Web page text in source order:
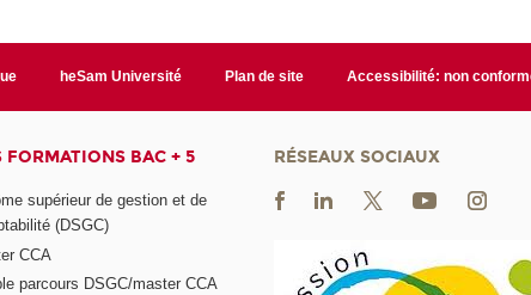
heSam Université Plan de site Accessibilité: non
FORMATIONS BAC + 5
supérieur de gestion et de
(DSGC)
CCA
parcours DSGC/master CCA
RÉSEAUX SOCIAUX